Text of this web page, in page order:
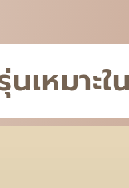
เหมาะ